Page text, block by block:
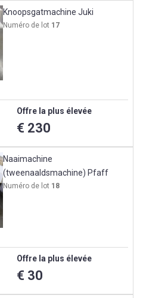
Knoopsgatmachine Juki
Numéro de lot 17
Offre la plus élevée
€ 230
Naaimachine
(tweenaaldsmachine) Pfaff
Numéro de lot 18
Offre la plus élevée
€ 30